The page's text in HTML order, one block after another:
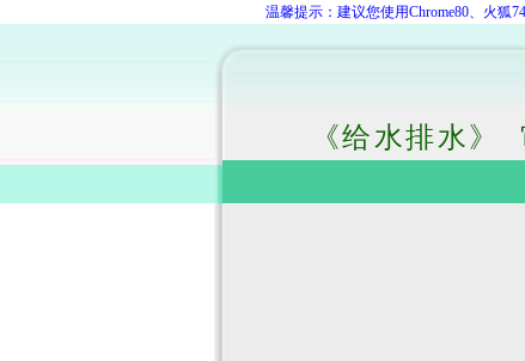
温馨提示：建议您使用Chrome80、火狐
《给水排水》